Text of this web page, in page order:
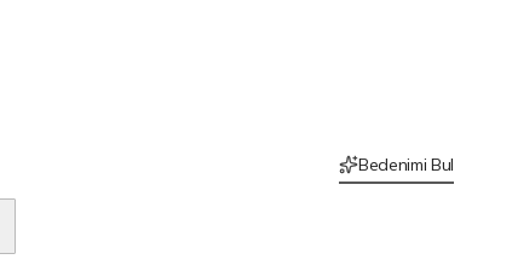
Bedenimi Bul